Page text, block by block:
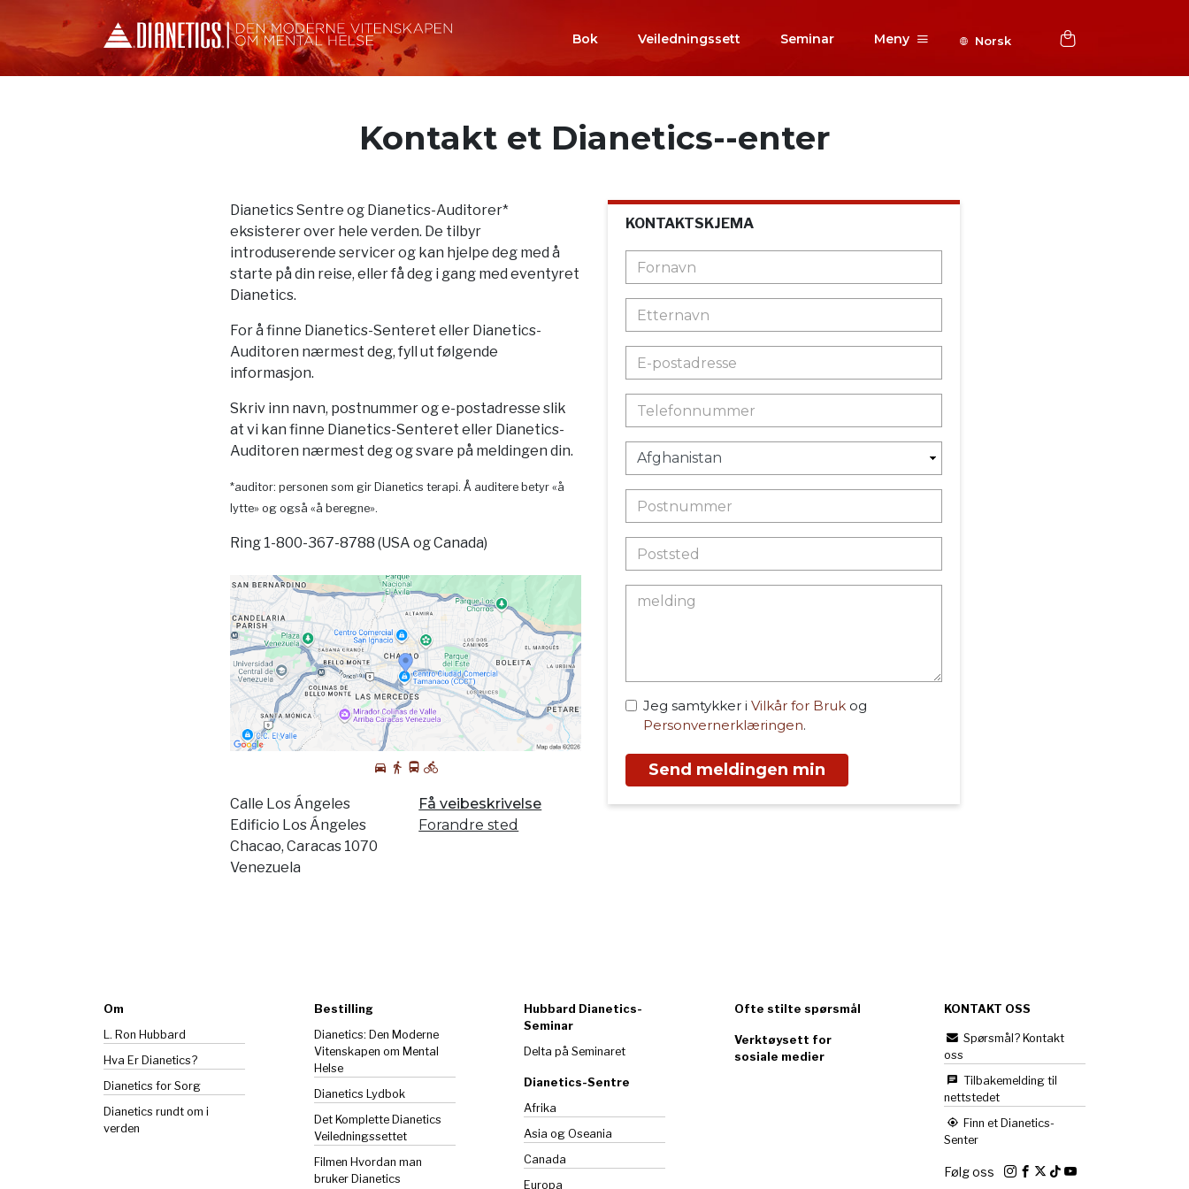
Bok Veiledningssett Seminar Meny Norsk
Kontakt et Dianetics--enter
Dianetics Sentre og Dianetics-Auditorer*
eksisterer over hele verden. De tilbyr
introduserende servicer og kan hjelpe deg med å
starte på din reise, eller få deg i gang med eventyret
Dianetics.
For å finne Dianetics-Senteret eller Dianetics-
Auditoren nærmest deg, fyll ut følgende
informasjon.
Skriv inn navn, postnummer og e-postadresse slik
at vi kan finne Dianetics-Senteret eller Dianetics-
Auditoren nærmest deg og svare på meldingen din.
*auditor: personen som gir Dianetics terapi. Å auditere betyr «å
lytte» og også «å beregne».
Ring 1-800-367-8788 (USA og Canada)
Calle Los Ángeles
Edificio Los Ángeles
Chacao, Caracas 1070
Venezuela
Få veibeskrivelse
Forandre sted
KONTAKTSKJEMA
Jeg samtykker i Vilkår for Bruk og
Personvernerklæringen.
Send meldingen min
Om
L. Ron Hubbard
Hva Er Dianetics?
Dianetics for Sorg
Dianetics rundt om i
verden
Bestilling
Dianetics: Den Moderne
Vitenskapen om Mental
Helse
Dianetics Lydbok
Det Komplette Dianetics
Veiledningssettet
Filmen Hvordan man
bruker Dianetics
Hubbard Dianetics-
Seminar
Delta på Seminaret
Dianetics-Sentre
Afrika
Asia og Oseania
Canada
Europa
Ofte stilte spørsmål
Verktøysett for
sosiale medier
KONTAKT OSS
Spørsmål? Kontakt
oss
Tilbakemelding til
nettstedet
Finn et Dianetics-
Senter
Følg oss